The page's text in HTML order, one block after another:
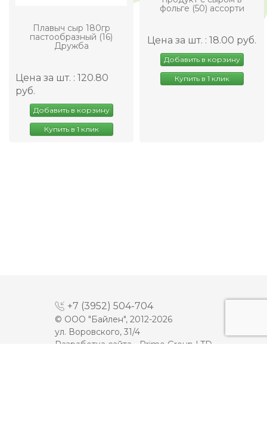
Плавыч сыр 180гр
пастообразный (16)
Дружба
Цена за шт. : 120.80
руб.
Добавить в корзину
Купить в 1 клик
фольге (50) ассорти
Цена за шт. : 18.00 руб.
Добавить в корзину
Купить в 1 клик
+7 (3952) 504-704
© ООО "Байлен", 2012-2026
ул. Воровского, 31/4
Разработка сайта -
Prime Group LTD